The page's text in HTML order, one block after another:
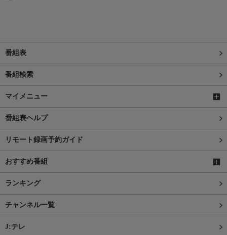
番組表
番組検索
マイメニュー
番組表ヘルプ
リモート録画予約ガイド
おすすめ番組
ランキング
チャンネル一覧
J:テレ